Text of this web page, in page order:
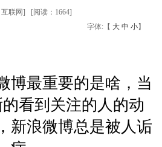
互联网] [阅读：1664]
字体:【 大 中 小】
博最重要的是啥，当
看到关注的人的动
新浪微博总是被人诟